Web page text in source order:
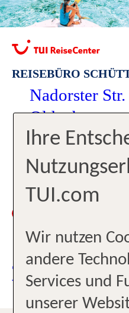
REISEBÜRO
Nadorster
Oldenburg
Zurzeit
JETZT
Ihre
TUI.com
Wir nutzen
andere
Services und
unserer